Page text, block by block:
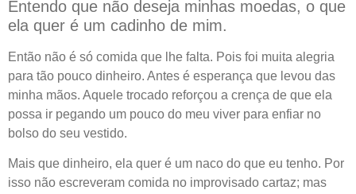
Entendo que não deseja minhas moedas, o que
ela quer é um cadinho de mim.
Então não é só comida que lhe falta. Pois foi muita alegria
para tão pouco dinheiro. Antes é esperança que levou das
minha mãos. Aquele trocado reforçou a crença de que ela
possa ir pegando um pouco do meu viver para enfiar no
bolso do seu vestido.
Mais que dinheiro, ela quer é um naco do que eu tenho. Por
isso não escreveram comida no improvisado cartaz; mas